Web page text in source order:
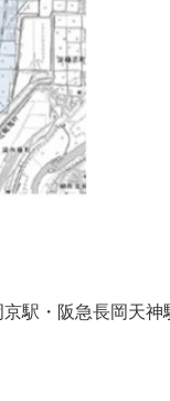
駅・阪急長岡天神